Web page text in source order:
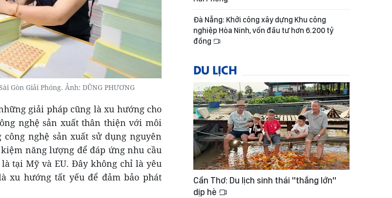
Gòn Giải Phóng. Ảnh: DŨNG PHƯƠNG
giải pháp cũng là xu hướng cho
nghệ sản xuất thân thiện với môi
nghệ sản xuất sử dụng nguyên
năng lượng để đáp ứng nhu cầu
tại Mỹ và EU. Đây không chỉ là yêu
xu hướng tất yếu để đảm bảo phát
Đà Nẵng: Khởi công xây dựng Khu công
nghiệp Hòa Ninh, vốn đầu tư hơn 6.200 tỷ
đồng
DU LỊCH
Cần Thơ: Du lịch sinh thái "thắng lớn"
dịp hè